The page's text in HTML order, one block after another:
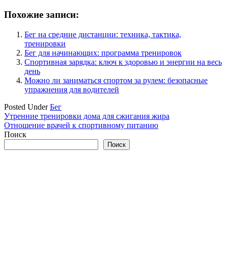
Похожие записи:
Бег на средние дистанции: техника, тактика,
тренировки
Бег для начинающих: программа тренировок
Спортивная зарядка: ключ к здоровью и энергии на весь
день
Можно ли заниматься спортом за рулем: безопасные
упражнения для водителей
Posted UnderБег
Навигация
по
Утренние тренировки дома для сжигания жира
Отношение врачей к спортивному питанию
Поиск
Поиск